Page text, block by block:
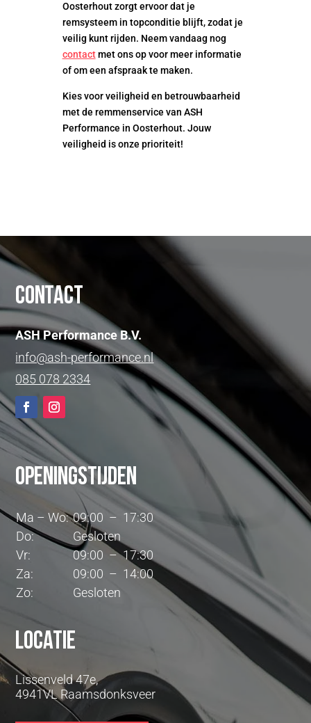
Oosterhout zorgt ervoor dat je
remsysteem in topconditie blijft, zodat je
veilig kunt rijden. Neem vandaag nog
contactmet ons op voor meer informatie
of om een afspraak te maken.
Kies voor veiligheid en betrouwbaarheid
met de remmenservice van ASH
Performance in Oosterhout. Jouw
veiligheid is onze prioriteit!
Contact
ASH Performance B.V.
info@ash-performance.nl
085 078 2334
Openingstijden
Ma – Wo: 09:00 – 17:30
Do:
Gesloten
Vr:
09:00 – 17:30
Za:
09:00 – 14:00
Zo:
Gesloten
Locatie
Lissenveld 47e,
4941VL Raamsdonksveer